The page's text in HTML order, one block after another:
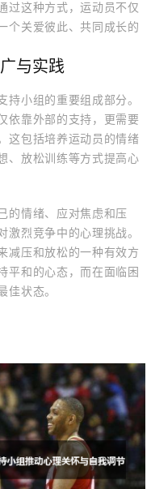
过这种方式，运动员不仅
个关爱彼此、共同成长的
与实践
持小组的重要组成部分。
依靠外部的支持，更需要
这包括培养运动员的情绪
、放松训练等方式提高心
的情绪、应对焦虑和压
激烈竞争中的心理挑战。
减压和放松的一种有效方
平和的心态，而在面临困
佳状态。